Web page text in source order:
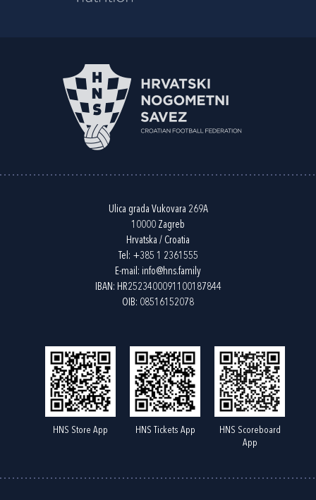
Ulica grada Vukovara 269A
10000 Zagreb
Hrvatska / Croatia
Tel: +385 1 2361555
E-mail: info@hns.family
IBAN: HR2523400091100187844
OIB: 08516152078
HNS Store App HNS Tickets App
HNS Scoreboard
App